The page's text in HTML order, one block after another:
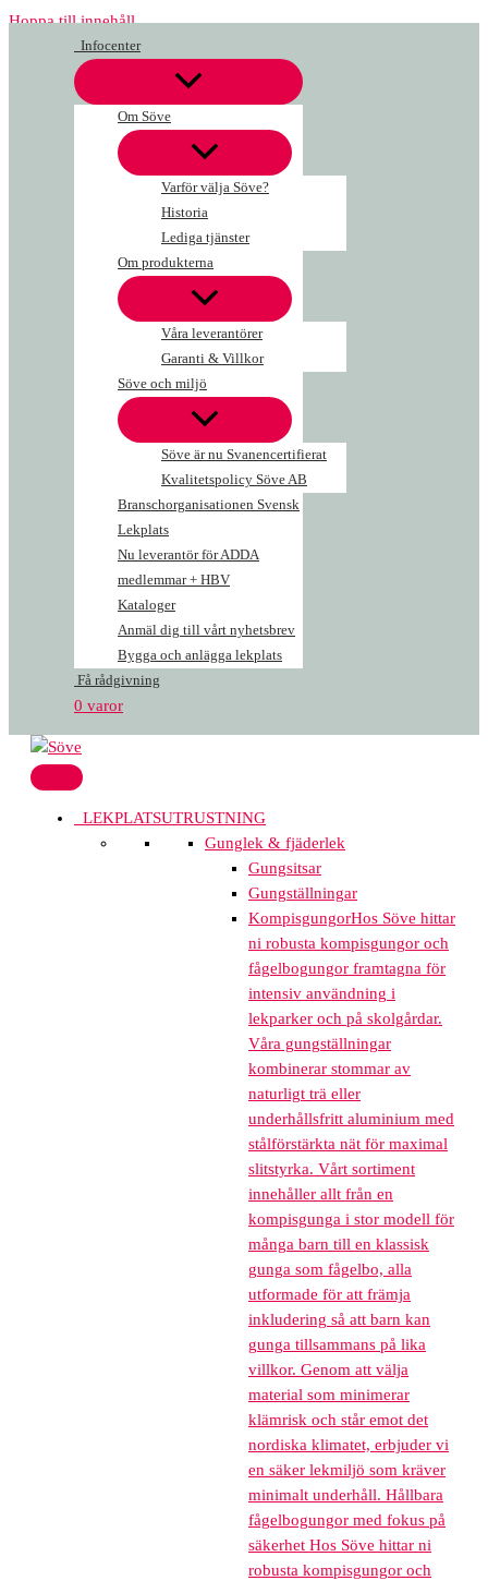
Hoppa till innehåll
Infocenter
Om Söve
Varför välja Söve?
Historia
Lediga tjänster
Om produkterna
Våra leverantörer
Garanti & Villkor
Söve och miljö
Söve är nu Svanencertifierat
Kvalitetspolicy Söve AB
Branschorganisationen Svensk
Lekplats
Nu leverantör för ADDA
medlemmar + HBV
Kataloger
Anmäl dig till vårt nyhetsbrev
Bygga och anlägga lekplats
Få rådgivning
0 varor
LEKPLATSUTRUSTNING
Gunglek & fjäderlek
Gungsitsar
Gungställningar
KompisgungorHos Söve hittar
ni robusta kompisgungor och
fågelbogungor framtagna för
intensiv användning i
lekparker och på skolgårdar.
Våra gungställningar
kombinerar stommar av
naturligt trä eller
underhållsfritt aluminium med
stålförstärkta nät för maximal
slitstyrka. Vårt sortiment
innehåller allt från en
kompisgunga i stor modell för
många barn till en klassisk
gunga som fågelbo, alla
utformade för att främja
inkludering så att barn kan
gunga tillsammans på lika
villkor. Genom att välja
material som minimerar
klämrisk och står emot det
nordiska klimatet, erbjuder vi
en säker lekmiljö som kräver
minimalt underhåll. Hållbara
fågelbogungor med fokus på
säkerhet Hos Söve hittar ni
robusta kompisgungor och